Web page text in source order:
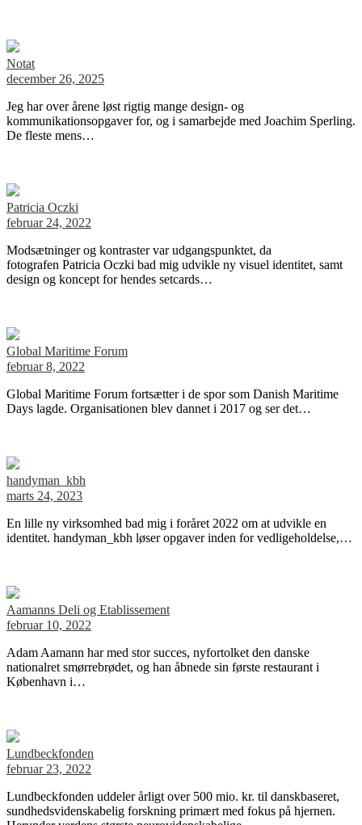
Notat
december 26, 2025
Jeg har over årene løst rigtig mange design- og
kommunikationsopgaver for, og i samarbejde med Joachim Sperling.
De fleste mens…
Patricia Oczki
februar 24, 2022
Modsætninger og kontraster var udgangspunktet, da
fotografen Patricia Oczki bad mig udvikle ny visuel identitet, samt
design og koncept for hendes setcards…
Global Maritime Forum
februar 8, 2022
Global Maritime Forum fortsætter i de spor som Danish Maritime
Days lagde. Organisationen blev dannet i 2017 og ser det…
handyman_kbh
marts 24, 2023
En lille ny virksomhed bad mig i foråret 2022 om at udvikle en
identitet. handyman_kbh løser opgaver inden for vedligeholdelse,…
Aamanns Deli og Etablissement
februar 10, 2022
Adam Aamann har med stor succes, nyfortolket den danske
nationalret smørrebrødet, og han åbnede sin første restaurant i
København i…
Lundbeckfonden
februar 23, 2022
Lundbeckfonden uddeler årligt over 500 mio. kr. til danskbaseret,
sundhedsvidenskabelig forskning primært med fokus på hjernen.